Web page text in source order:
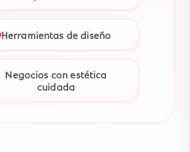
Herramientas de diseño
Negocios con estética
cuidada